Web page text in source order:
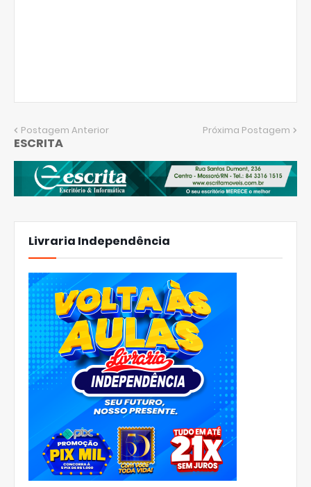
Postagem Anterior Próxima Postagem
ESCRITA
Livraria Independência